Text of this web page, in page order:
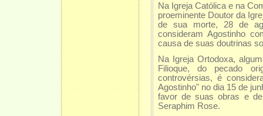
Na Igreja Católica e na
proeminente Doutor da
de sua morte, 28 de
consideram Agostinho
causa de suas doutrinas
Na Igreja Ortodoxa,
Filioque, do pecado
controvérsias, é
Agostinho" no dia 15 de
favor de suas obras e
Seraphim Rose.